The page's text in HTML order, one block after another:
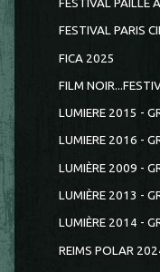
FESTIVAL PAILLE
FESTIVAL PARIS
FICA 2025
FILM
LUMIERE 2015 -
LUMIERE 2016 -
LUMIÈRE 2009 -
LUMIÈRE 2013 -
LUMIÈRE 2014 -
REIMS POLAR